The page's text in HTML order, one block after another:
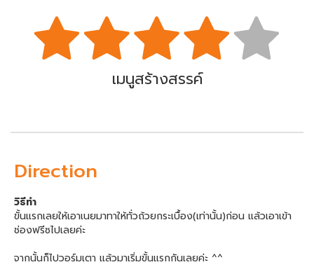
เมนูสร้างสรรค์
Direction
วิธีทำ
ขั้นแรกเลยให้เอาเนยมาทาให้ทั่วถ้วยกระเบื้อง(เท่านั้น)ก่อน แล้วเอาเข้า
ช่องฟรีซไปเลยค่ะ
จากนั้นก็ไปวอร์มเตา แล้วมาเริ่มขั้นแรกกันเลยค่ะ ^^